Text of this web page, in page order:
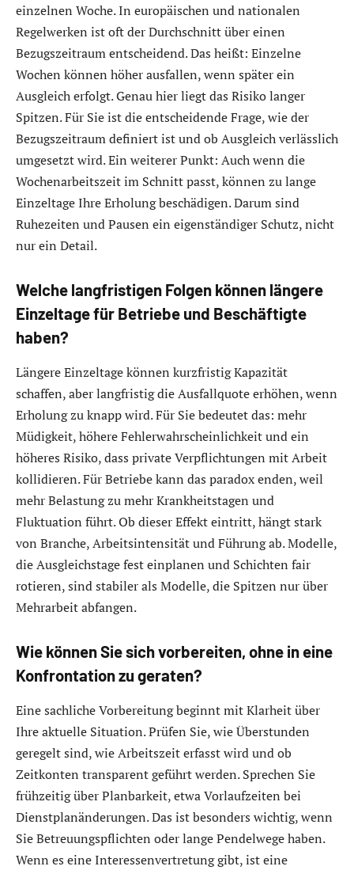
einzelnen Woche. In europäischen und nationalen
Regelwerken ist oft der Durchschnitt über einen
Bezugszeitraum entscheidend. Das heißt: Einzelne
Wochen können höher ausfallen, wenn später ein
Ausgleich erfolgt. Genau hier liegt das Risiko langer
Spitzen. Für Sie ist die entscheidende Frage, wie der
Bezugszeitraum definiert ist und ob Ausgleich verlässlich
umgesetzt wird. Ein weiterer Punkt: Auch wenn die
Wochenarbeitszeit im Schnitt passt, können zu lange
Einzeltage Ihre Erholung beschädigen. Darum sind
Ruhezeiten und Pausen ein eigenständiger Schutz, nicht
nur ein Detail.
Welche langfristigen Folgen können längere
Einzeltage für Betriebe und Beschäftigte
haben?
Längere Einzeltage können kurzfristig Kapazität
schaffen, aber langfristig die Ausfallquote erhöhen, wenn
Erholung zu knapp wird. Für Sie bedeutet das: mehr
Müdigkeit, höhere Fehlerwahrscheinlichkeit und ein
höheres Risiko, dass private Verpflichtungen mit Arbeit
kollidieren. Für Betriebe kann das paradox enden, weil
mehr Belastung zu mehr Krankheitstagen und
Fluktuation führt. Ob dieser Effekt eintritt, hängt stark
von Branche, Arbeitsintensität und Führung ab. Modelle,
die Ausgleichstage fest einplanen und Schichten fair
rotieren, sind stabiler als Modelle, die Spitzen nur über
Mehrarbeit abfangen.
Wie können Sie sich vorbereiten, ohne in eine
Konfrontation zu geraten?
Eine sachliche Vorbereitung beginnt mit Klarheit über
Ihre aktuelle Situation. Prüfen Sie, wie Überstunden
geregelt sind, wie Arbeitszeit erfasst wird und ob
Zeitkonten transparent geführt werden. Sprechen Sie
frühzeitig über Planbarkeit, etwa Vorlaufzeiten bei
Dienstplanänderungen. Das ist besonders wichtig, wenn
Sie Betreuungspflichten oder lange Pendelwege haben.
Wenn es eine Interessenvertretung gibt, ist eine